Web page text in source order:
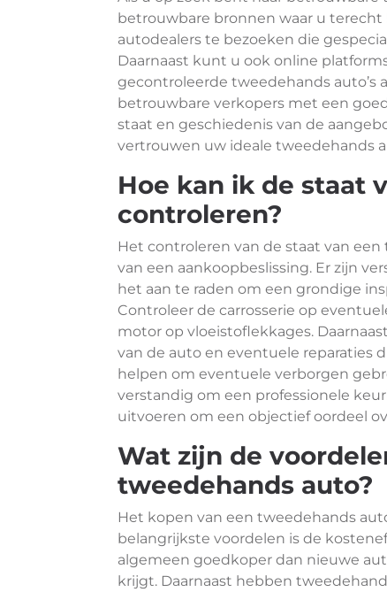
betrouwbare bronnen waar u
autodealers te bezoeken die
Daarnaast kunt u ook online
gecontroleerde tweedehands auto’s
betrouwbare verkopers met een
staat en geschiedenis van de
vertrouwen uw ideale tweedehands
Hoe kan ik de staat
controleren?
Het controleren van de staat van
van een aankoopbeslissing. Er zijn
het aan te raden om een grondige
Controleer de carrosserie op
motor op vloeistoflekkages.
van de auto en eventuele reparaties
helpen om eventuele verborgen
verstandig om een professionele
uitvoeren om een objectief oordeel
Wat zijn de
tweedehands auto?
Het kopen van een tweedehands
belangrijkste voordelen is de
algemeen goedkoper dan nieuwe
krijgt. Daarnaast hebben